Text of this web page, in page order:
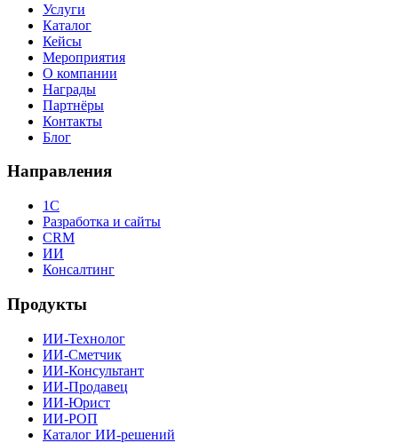
Услуги
Каталог
Кейсы
Мероприятия
О компании
Награды
Партнёры
Контакты
Блог
Направления
1С
Разработка и сайты
CRM
ИИ
Консалтинг
Продукты
ИИ-Технолог
ИИ-Сметчик
ИИ-Консультант
ИИ-Продавец
ИИ-Юрист
ИИ-РОП
Каталог ИИ-решений